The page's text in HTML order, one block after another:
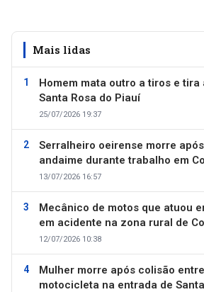
Mais lidas
Homem mata outro a tiros e tira
Santa Rosa do Piauí
25/07/2026 19:37
Serralheiro oeirense morre
andaime durante trabalho em
13/07/2026 16:57
Mecânico de motos que atuou
em acidente na zona rural de
12/07/2026 10:38
Mulher morre após colisão
motocicleta na entrada de